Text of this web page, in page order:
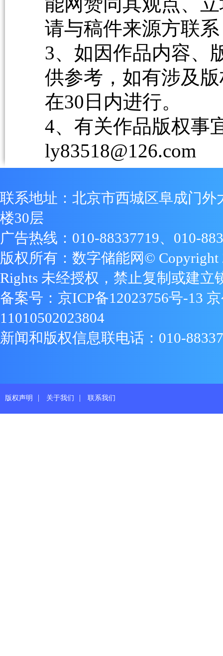
请与稿件来源方联
3、如因作品内容、
供参考，如有涉及
在30日内进行。
4、有关作品版权事
ly83518@126.com
联系地址：北京市西城区阜成门外
楼30层
广告热线：010-88337719、010-
版权所有：数字储能网© Copyright
Rights 未经授权，禁止复制或建立
备案号： 京ICP备12023756号-13
11010502023804
新闻和版权信息联电话：010-
版权声明 | 关于我们 | 联系我们